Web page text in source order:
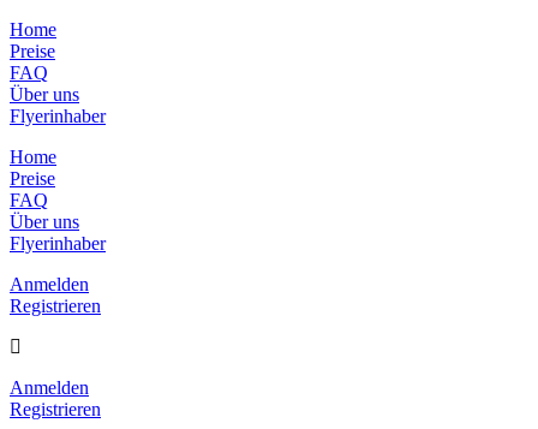
Home
Preise
FAQ
Über uns
Flyerinhaber
Home
Preise
FAQ
Über uns
Flyerinhaber
Anmelden
Registrieren
Anmelden
Registrieren